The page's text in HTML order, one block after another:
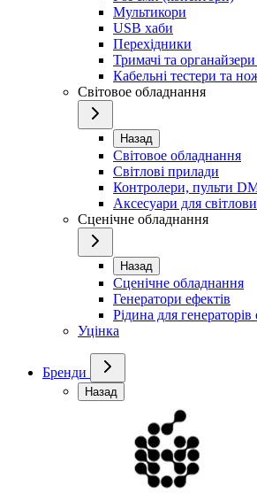
Мультикори
USB хаби
Перехідники
Тримачі та органайзери
Кабельні тестери та
Світовое обладнання
Назад
Світовое обладнання
Світлові прилади
Контролери, пульти
Аксесуари для
Сценічне обладнання
Назад
Сценічне обладнання
Генератори ефектів
Рідина для генераторів
Уцінка
Бренди
Назад